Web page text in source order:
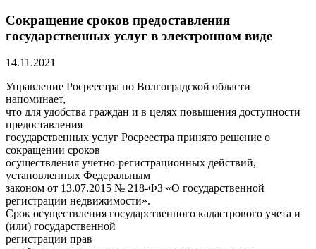
Сокращение сроков предоставления
государственных услуг в электронном виде
14.11.2021
Управление Росреестра по Волгоградской области
напоминает,
что для удобства граждан и в целях повышения доступности
предоставления
государственных услуг Росреестра принято решение о
сокращении сроков
осуществления учетно-регистрационных действий,
установленных Федеральным
законом от 13.07.2015 № 218-ФЗ «О государственной
регистрации недвижимости».
Срок осуществления государственного кадастрового учета и
(или) государственной
регистрации прав